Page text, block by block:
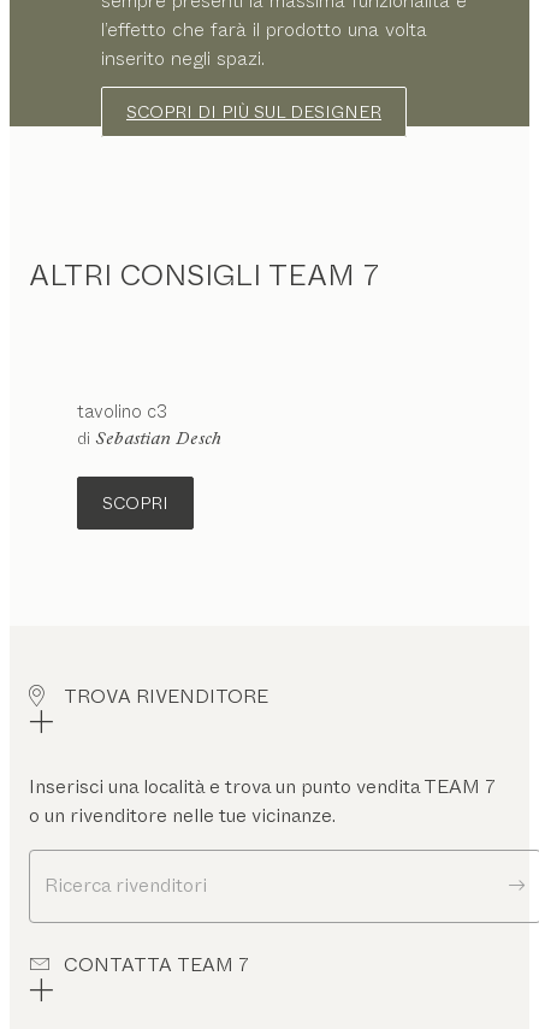
l’effetto che farà il prodotto una volta
inserito negli spazi.
SCOPRI DI PIÙ SUL DESIGNER
ALTRI CONSIGLI TEAM 7
tavolino c3
di Sebastian Desch
SCOPRI
TROVA RIVENDITORE
Inserisci una località e trova un punto vendita TEAM 7
o un rivenditore nelle tue vicinanze.
Ricerca rivenditori
CONTATTA TEAM 7